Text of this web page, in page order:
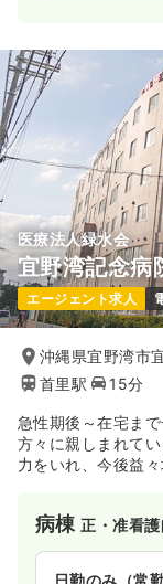
給与
お問い合わ
8:30～
気
訪問看護正看
日勤のみ（常
給与 23.6万円/
※経験9年の例
時間 8:30～
気
医療法人緑水会
宜野湾記念病
エージェント求人
沖縄県宜野湾市
首里駅
15分
急性期後～在宅ま
方々に親しまれて
力をいれ、今後益
病棟正・准看
日勤のみ（常勤